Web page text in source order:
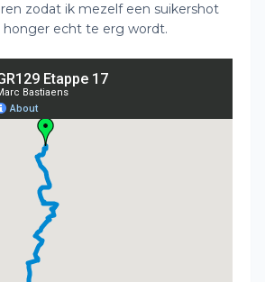
zodat ik mezelf een suikershot
honger echt te erg wordt.